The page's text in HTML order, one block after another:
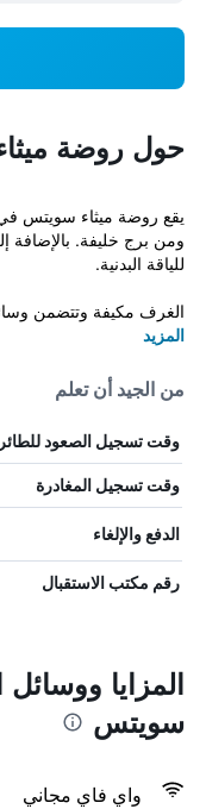
حول روضة
يقع روضة ميثاء سويتس
ومن برج خليفة.
للياقة البدنية.
الغرف مكيفة وتتضمن
المزيد
من الجيد أن تعلم
وقت تسجيل الصعود
وقت تسجيل المغادرة
الدفع والإلغاء
رقم مكتب الاستقبال
المزايا
سويتس
واي فاي مجاني